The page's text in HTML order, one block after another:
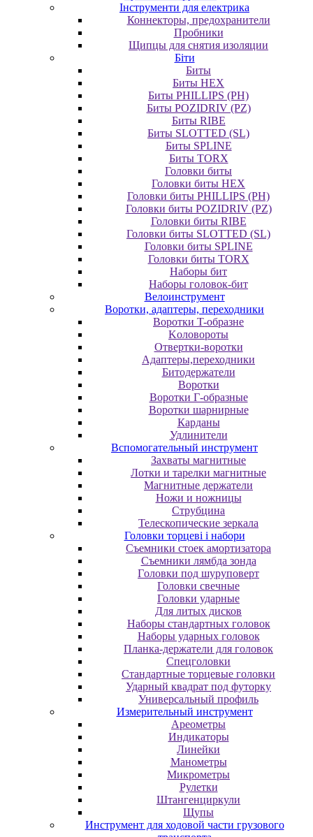
Інструменти для електрика
Коннекторы, предохранители
Пробники
Щипцы для снятия изоляции
Біти
Биты
Биты HEX
Биты PHILLIPS (PH)
Биты POZIDRIV (PZ)
Биты RIBE
Биты SLOTTED (SL)
Биты SPLINE
Биты TORX
Головки биты
Головки биты HEX
Головки биты PHILLIPS (PH)
Головки биты POZIDRIV (PZ)
Головки биты RIBE
Головки биты SLOTTED (SL)
Головки биты SPLINE
Головки биты TORX
Наборы бит
Наборы головок-бит
Велоинструмент
Воротки, адаптеры, переходники
Bopoтки T-oбpaзне
Koлoвopoты
Oтвepтки-вopoтки
Адаптеры,переходники
Битодержатели
Воротки
Воротки Г-образные
Воротки шарнирные
Карданы
Удлинители
Вспомогательный инструмент
Захваты магнитные
Лотки и тарелки магнитные
Магнитные держатели
Ножи и ножницы
Струбцина
Телескопические зеркала
Головки торцеві і набори
Cъeмники cтoeк aмopтизaтopa
Cъeмники лямбдa зoндa
Гoлoвки пoд шуpупoвepт
Головки свечные
Головки ударные
Для литых дисков
Наборы стандартных головок
Наборы ударных головок
Планка-держатели для головок
Спецголовки
Стандартные торцевые головки
Ударный квадрат под футорку
Универсальный профиль
Измерительный инструмент
Ареометры
Индикаторы
Линейки
Манометры
Микрометры
Рулетки
Штангенциркули
Щупы
Инструмент для ходовой части грузового